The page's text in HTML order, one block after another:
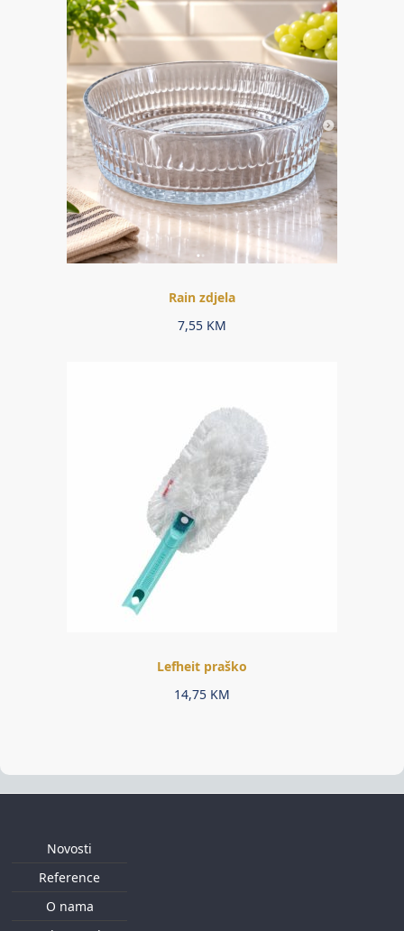
Rain zdjela
7,55 KM
Lefheit praško
14,75 KM
Novosti
Reference
O nama